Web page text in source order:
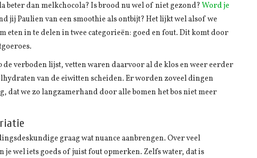
beter dan melkchocola? Is brood nu wel of niet gezond?Word je
jij Paulien van een smoothie als ontbijt? Het lijkt wel alsof we
eten in te delen in twee categorieën: goed en fout. Dit komt door
de verboden lijst, vetten waren daarvoor al de klos en weer eerder
van de eiwitten scheiden. Er worden zoveel dingen
dat we zo langzamerhand door alle bomen het bos niet meer
graag wat nuance aanbrengen. Over veel
wel iets goeds of juist fout opmerken. Zelfs water, dat is